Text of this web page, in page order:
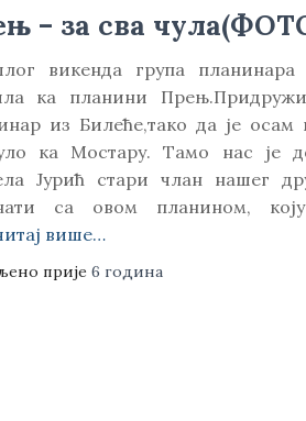
– за сва
викенда група планинара
ка планини
из Билеће,тако да је осам
ка Мостару. Тамо нас је
Јурић стари члан нашег
са овом планином,
више…
прије 6 година